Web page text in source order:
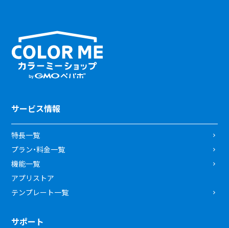
サービス情報
特長一覧
プラン・料金一覧
機能一覧
アプリストア
テンプレート一覧
サポート